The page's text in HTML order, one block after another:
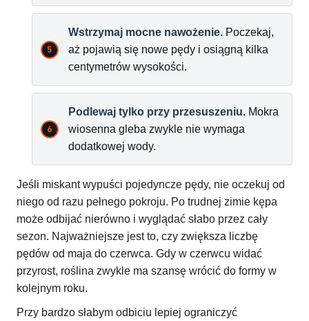
Wstrzymaj mocne nawożenie. Poczekaj,
aż pojawią się nowe pędy i osiągną kilka
centymetrów wysokości.
Podlewaj tylko przy przesuszeniu. Mokra
wiosenna gleba zwykle nie wymaga
dodatkowej wody.
Jeśli miskant wypuści pojedyncze pędy, nie oczekuj od
niego od razu pełnego pokroju. Po trudnej zimie kępa
może odbijać nierówno i wyglądać słabo przez cały
sezon. Najważniejsze jest to, czy zwiększa liczbę
pędów od maja do czerwca. Gdy w czerwcu widać
przyrost, roślina zwykle ma szansę wrócić do formy w
kolejnym roku.
Przy bardzo słabym odbiciu lepiej ograniczyć